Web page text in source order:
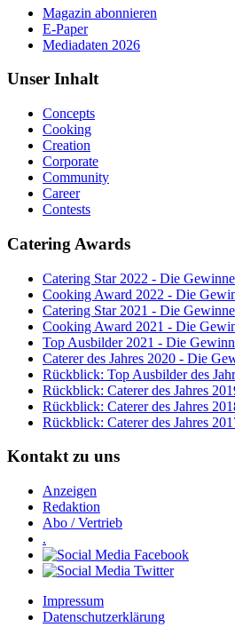
Magazin abonnieren
E-Paper
Mediadaten 2026
Unser Inhalt
Concepts
Cooking
Creation
Corporate
Community
Career
Contests
Catering Awards
Catering Star 2022 - Die
Cooking Award 2022 - Die
Catering Star 2021 - Die
Cooking Award 2021 - Die
Top Ausbilder 2021 - Die
Caterer des Jahres 2020 - Die
Rückblick: Top Ausbilder des
Rückblick: Caterer des Jahres
Rückblick: Caterer des Jahres
Rückblick: Caterer des Jahres
Kontakt zu uns
Anzeigen
Redaktion
Abo / Vertrieb
.
Impressum
Datenschutzerklärung